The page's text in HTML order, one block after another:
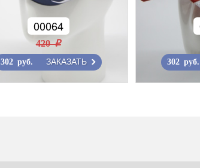
00064
420 r
302 руб. ЗАКАЗАТЬ 302 руб.